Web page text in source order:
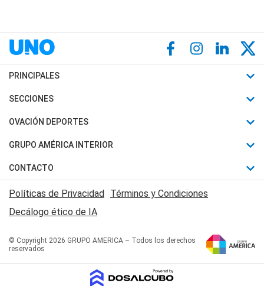
PRINCIPALES
Últimas Noticias
Política
Judiciales
Economia
SECCIONES
Horóscopo
Motores
Trucos caseros
Series y Películas
Edictos y Solicitadas
OVACIÓN DEPORTES
Fútbol
Mundial
Automovilismo
Rugby
Básquet
GRUPO AMÉRICA INTERIOR
Canal 7 en Vivo
San Juan 8
CONTACTO
Acerca de Nosotros
Contactanos
Políticas de Privacidad Términos y Condiciones
Decálogo ético de IA
© Copyright 2026 GRUPO AMERICA – Todos los derechos
reservados